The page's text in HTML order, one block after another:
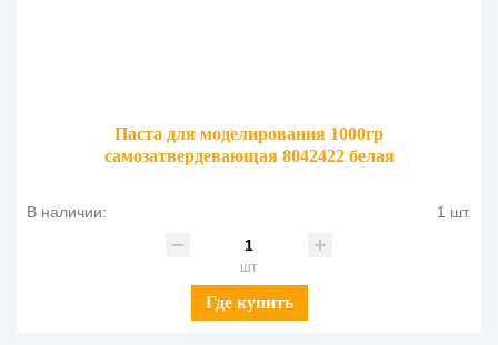
Паста для моделирования 1000гр
самозатвердевающая 8042422 белая
В наличии: 1 шт.
шт
Где купить